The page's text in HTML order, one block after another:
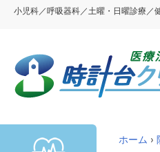
小児科／呼吸器科／土曜・日曜診療／
ホーム ›